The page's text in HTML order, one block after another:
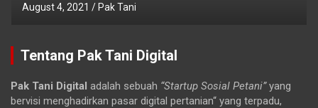
August 4, 2021 Pak Tani
Tentang Pak Tani Digital
Pak Tani Digital adalah sebuah “Startup Sosial Petani”yang
bervisi menghadirkan pasar digital pertanian“ yang terpadu,